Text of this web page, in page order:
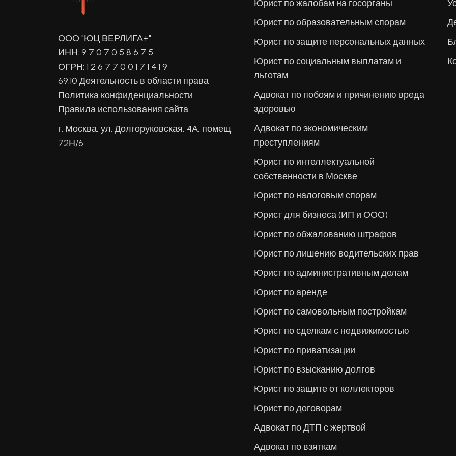
ООО "ЮЦ ВЕРЛИГА+"
ИНН: 9 7 0 7 0 5 8 6 7 5
ОГРН: 1 2 6 7 7 0 0 1 7 1 4 1 9
69.10 Деятельность в области права
Политика конфиденциальности
Правила использования сайта
г. Москва, ул. Долгоруковская, 4А, помещ.
72Н/6
Юрист по жалобам на госорганы
Юрист по образовательным спорам
Юрист по защите персональных данных
Юрист по социальным выплатам и
льготам
Адвокат по побоям и причинению вреда
здоровью
Адвокат по экономическим
преступлениям
Юрист по интеллектуальной
собственности в Москве
Юрист по налоговым спорам
Юрист для бизнеса (ИП и ООО)
Юрист по обжалованию штрафов
Юрист по лишению водительских прав
Юрист по административным делам
Юрист по аренде
Юрист по самовольным постройкам
Юрист по сделкам с недвижимостью
Юрист по приватизации
Юрист по взысканию долгов
Юрист по защите от коллекторов
Юрист по договорам
Адвокат по ДТП с жертвой
Адвокат по взяткам